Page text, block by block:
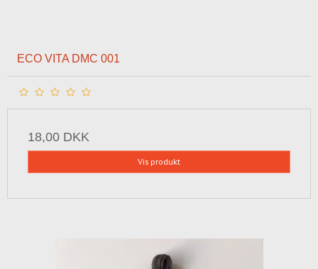
ECO VITA DMC 001
18,00 DKK
Vis produkt